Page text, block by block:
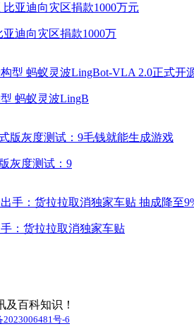
迪向灾区捐款1000万
蚂蚁灵波LingB
灰度测试：9
：货拉拉取消独家车贴
百科知识！
2023006481号-6